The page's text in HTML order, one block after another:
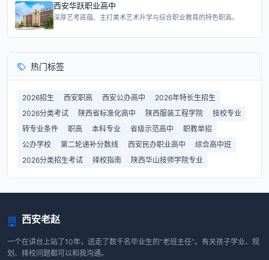
西安华跃职业高中
深厚艺考底蕴、主打美术艺术升学与综合职业教育的特色职高。
热门标签
2026招生 西安职高 西安公办高中
2026年特长生招生
2026分类考试
陕西省标准化高中 陕西服装工程学院
技校专业
转专业条件
职高 本科专业 省级示范高中
职教单招
公办学校
第二轮递补分数线 西安民办职业高中
综合高中班
2026分类招生考试
择校指南 陕西华山技师学院专业
西安老赵
一个在讲台上站了10年，送走了数千名毕业生的“老班主任”。有关孩子学业、规
划、择校问题都可以和我沟通。